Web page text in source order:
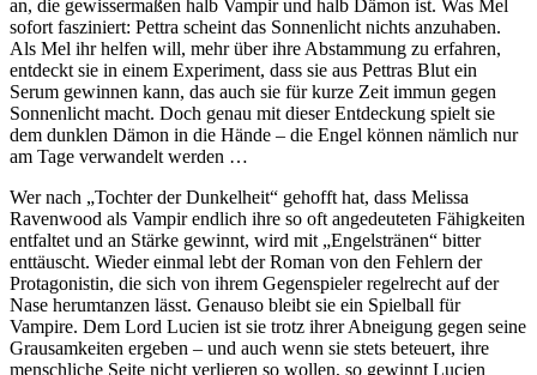
an, die gewissermaßen halb Vampir und halb Dämon ist. Was Mel
sofort fasziniert: Pettra scheint das Sonnenlicht nichts anzuhaben.
Als Mel ihr helfen will, mehr über ihre Abstammung zu erfahren,
entdeckt sie in einem Experiment, dass sie aus Pettras Blut ein
Serum gewinnen kann, das auch sie für kurze Zeit immun gegen
Sonnenlicht macht. Doch genau mit dieser Entdeckung spielt sie
dem dunklen Dämon in die Hände – die Engel können nämlich nur
am Tage verwandelt werden …
Wer nach „Tochter der Dunkelheit“ gehofft hat, dass Melissa
Ravenwood als Vampir endlich ihre so oft angedeuteten Fähigkeiten
entfaltet und an Stärke gewinnt, wird mit „Engelstränen“ bitter
enttäuscht. Wieder einmal lebt der Roman von den Fehlern der
Protagonistin, die sich von ihrem Gegenspieler regelrecht auf der
Nase herumtanzen lässt. Genauso bleibt sie ein Spielball für
Vampire. Dem Lord Lucien ist sie trotz ihrer Abneigung gegen seine
Grausamkeiten ergeben – und auch wenn sie stets beteuert, ihre
menschliche Seite nicht verlieren so wollen, so gewinnt Lucien